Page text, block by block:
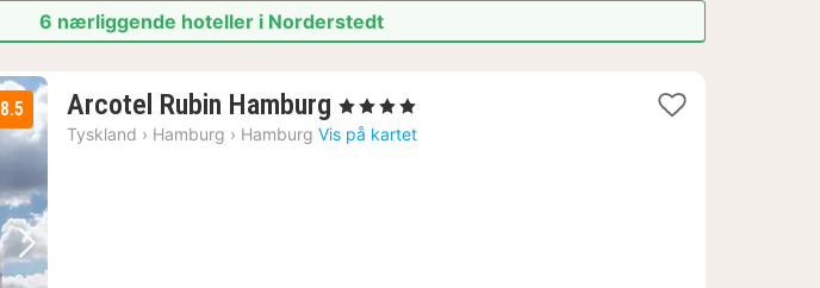
6 nærliggende hoteller i Norderstedt
Neste bilde
8.5 Arcotel Rubin Hamburg 1
natt
, 4 Stjerner
Tyskland › Hamburg › Hamburg Vis på kartet